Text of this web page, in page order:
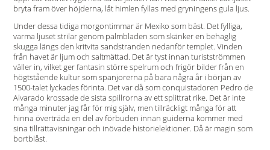
bryta fram över höjderna, låt himlen fyllas med gryningens gula ljus.
Under dessa tidiga morgontimmar är Mexiko som bäst. Det fylliga,
varma ljuset strilar genom palmbladen som skänker en behaglig
skugga längs den kritvita sandstranden nedanför templet. Vinden
från havet är ljum och saltmättad. Det är tyst innan turistströmmen
väller in, vilket ger fantasin större spelrum och frigör bilder från en
högtstående kultur som spanjorerna på bara några år i början av
1500-talet lyckades förinta. Det var då som conquistadoren Pedro de
Alvarado krossade de sista spillrorna av ett splittrat rike. Det är inte
många minuter jag får för mig själv, men tillräckligt många för att
hinna överträda en del av förbuden innan guiderna kommer med
sina tillrättavisningar och inövade historielektioner. Då är magin som
bortblåst.